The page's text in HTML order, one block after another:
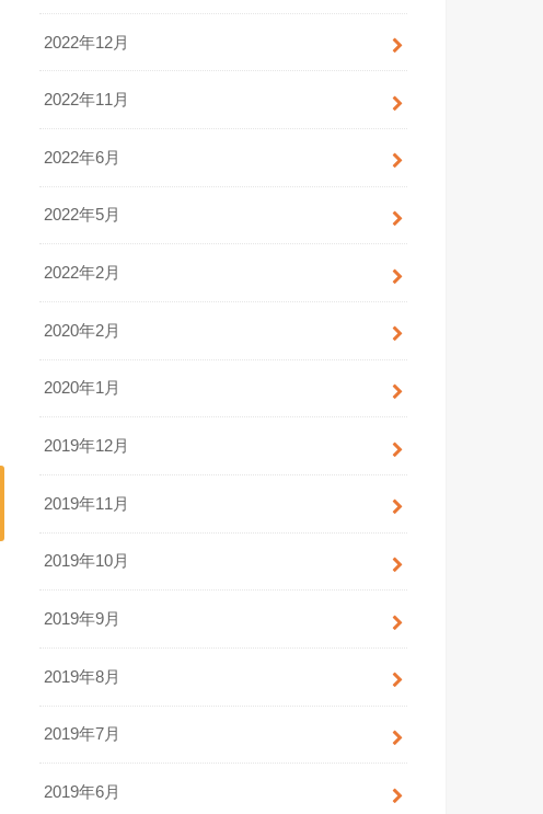
2022年12月
2022年11月
2022年6月
2022年5月
2022年2月
2020年2月
2020年1月
2019年12月
2019年11月
2019年10月
2019年9月
2019年8月
2019年7月
2019年6月